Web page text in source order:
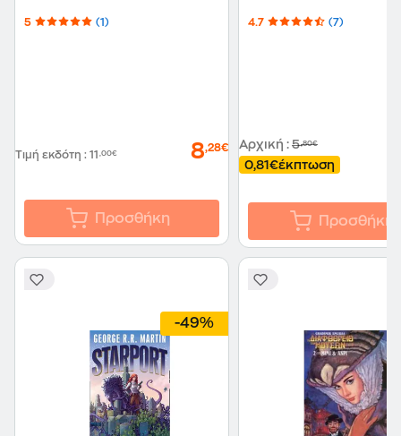
5 (1)
Τιμή εκδότη : 11,00€ 8,28€
Προσθήκη
4.7 (7)
Αρχική : 5,80€
0,81€έκπτωση
Προσθήκη
-49%